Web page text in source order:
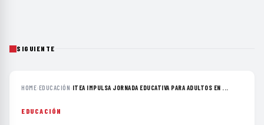
SIGUIENTE
HOME›EDUCACIÓN› ITEA IMPULSA JORNADA EDUCATIVA PARA ADULTOS EN ...
EDUCACIÓN